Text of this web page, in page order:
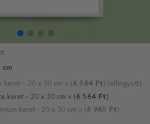
cm
keret – 20 x 30 cm » ( 6 564 Ft ) (elfogyott)
keret – 20 x 30 cm » (6 564 Ft)
keret - 20 x 30 cm » ( 8 965 Ft)